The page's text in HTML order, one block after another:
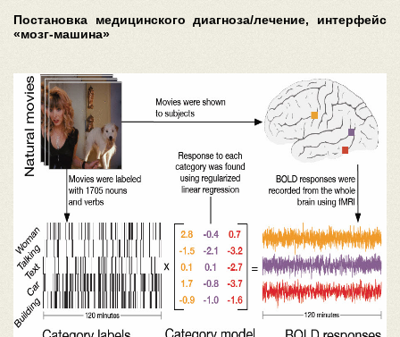
Постановка медицинского диагноза/лечение, интерфейс
«мозг-машина»